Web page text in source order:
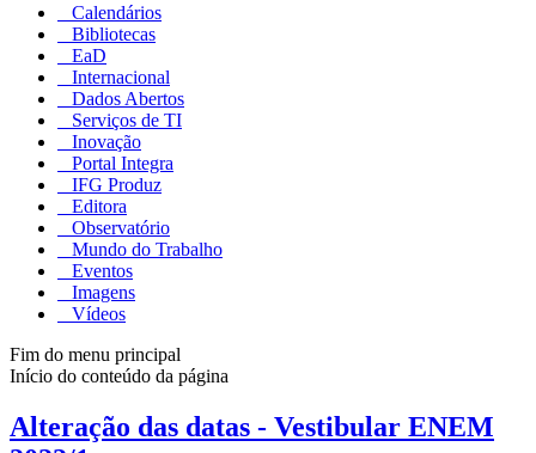
Calendários
Bibliotecas
EaD
Internacional
Dados Abertos
Serviços de TI
Inovação
Portal Integra
IFG Produz
Editora
Observatório
Mundo do Trabalho
Eventos
Imagens
Vídeos
Fim do menu principal
Início do conteúdo da página
Alteração das datas - Vestibular ENEM